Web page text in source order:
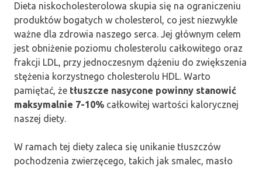
Dieta niskocholesterolowa skupia się na ograniczeniu
produktów bogatych w cholesterol, co jest niezwykle
ważne dla zdrowia naszego serca. Jej głównym celem
jest obniżenie poziomu cholesterolu całkowitego oraz
frakcji LDL, przy jednoczesnym dążeniu do zwiększenia
stężenia korzystnego cholesterolu HDL. Warto
pamiętać, że tłuszcze nasycone powinny stanowić
maksymalnie 7-10% całkowitej wartości kalorycznej
naszej diety.
W ramach tej diety zaleca się unikanie tłuszczów
pochodzenia zwierzęcego, takich jak smalec, masło